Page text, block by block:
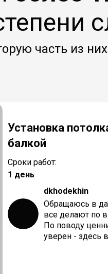
часть из
Установка
балкой
Сроки работ:
1 день
dkhodekhin
Обращаюсь в
все делают по
По поводу
уверен - здесь